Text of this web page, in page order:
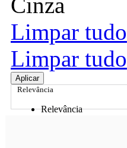
Limpar tudo
Limpar tudo
Aplicar
Relevância
Relevância